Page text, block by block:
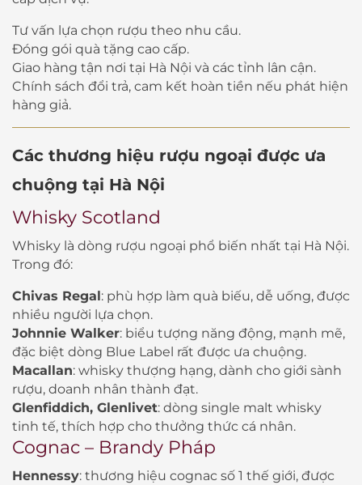
Tư vấn lựa chọn rượu theo nhu cầu.
Đóng gói quà tặng cao cấp.
Giao hàng tận nơi tại Hà Nội và các tỉnh lân cận.
Chính sách đổi trả, cam kết hoàn tiền nếu phát hiện
hàng giả.
Các thương hiệu rượu ngoại được ưa
chuộng tại Hà Nội
Whisky Scotland
Whisky là dòng rượu ngoại phổ biến nhất tại Hà Nội.
Trong đó:
Chivas Regal: phù hợp làm quà biếu, dễ uống, được
nhiều người lựa chọn.
Johnnie Walker: biểu tượng năng động, mạnh mẽ,
đặc biệt dòng Blue Label rất được ưa chuộng.
Macallan: whisky thượng hạng, dành cho giới sành
rượu, doanh nhân thành đạt.
Glenfiddich, Glenlivet: dòng single malt whisky
tinh tế, thích hợp cho thưởng thức cá nhân.
Cognac – Brandy Pháp
Hennessy: thương hiệu cognac số 1 thế giới, được